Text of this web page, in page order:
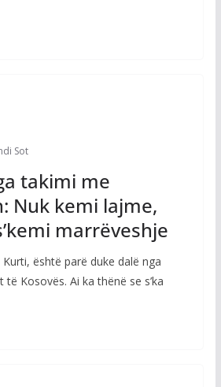
Sot
takimi me
Nuk kemi lajme,
marrëveshje
Kurti, është parë duke dalë nga
Kosovës. Ai ka thënë se s’ka